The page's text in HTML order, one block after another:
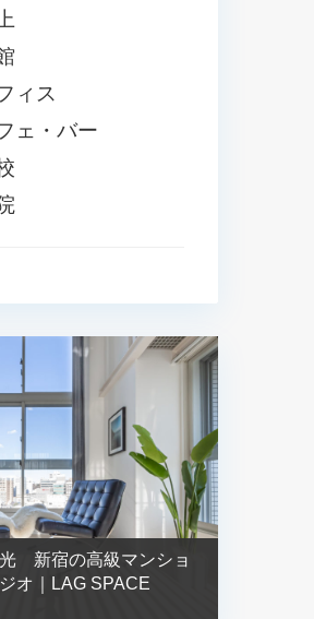
ス
・バー
新宿の高級マンショ
オ｜LAG SPACE